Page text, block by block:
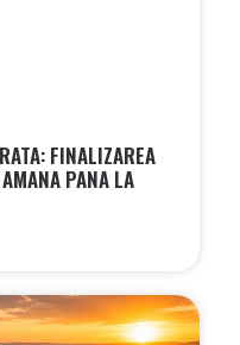
FINALIZAREA
PANA LA